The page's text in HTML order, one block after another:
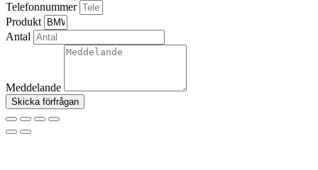
Telefonnummer
Produkt
Antal
Meddelande
Skicka förfrågan